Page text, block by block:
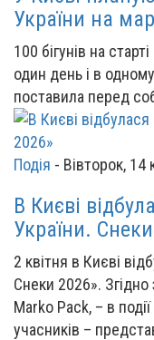
України на
100 бігунів на
один день і в
поставила перед
Подія - Вівторок, 14
В Києві
України.
2 квітня в Києві
Снеки 2026». Згідно
Marko Pack, – в
учасників –